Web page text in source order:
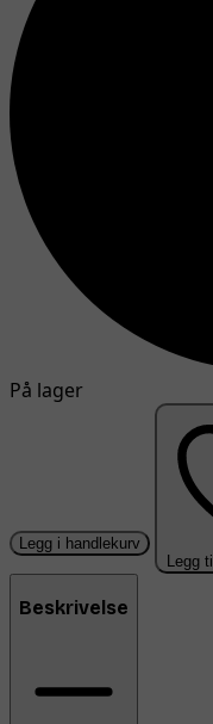
På lager
Legg i handlekurv
Legg
Beskrivelse